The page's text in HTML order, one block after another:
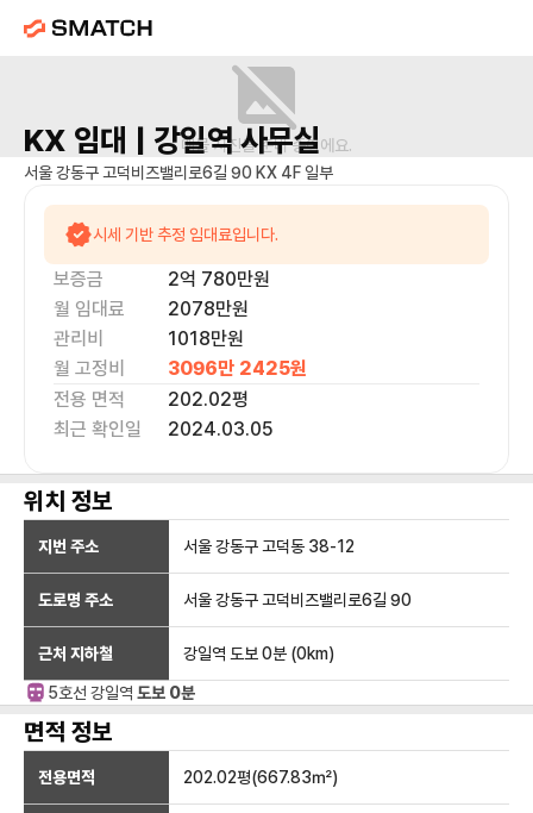
매물 사진을 준비 중이에요.
KX 임대 | 강일역사무실
서울 강동구 고덕비즈밸리로6길 90 KX 4F 일부
시세 기반 추정 임대료입니다.
보증금 2억 780만원
월 임대료
2078만원
관리비
1018만원
월 고정비
3096만 2425원
전용 면적
202.02평
최근 확인일
2024.03.05
위치 정보
지번 주소 서울 강동구 고덕동 38-12
도로명 주소 서울 강동구 고덕비즈밸리로6길 90
근처 지하철 강일역 도보 0분 (0km)
5호선 강일역 도보 0분
면적 정보
전용면적 202.02평(667.83㎡)